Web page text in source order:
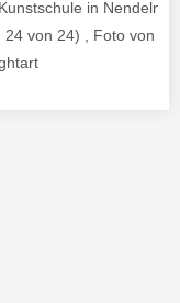
in Nendeln.
von 24) , Foto von